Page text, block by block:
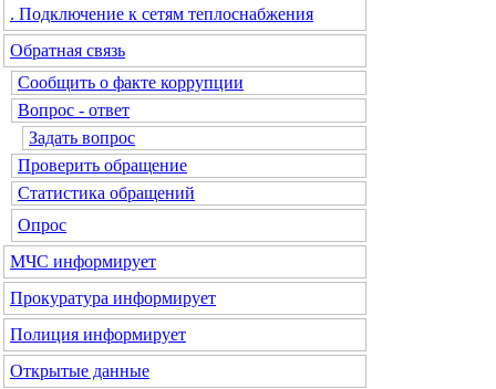
. Подключение к сетям теплоснабжения
Обратная связь
Сообщить о факте коррупции
Вопрос - ответ
Задать вопрос
Проверить обращение
Статистика обращений
Опрос
МЧС информирует
Прокуратура информирует
Полиция информирует
Открытые данные